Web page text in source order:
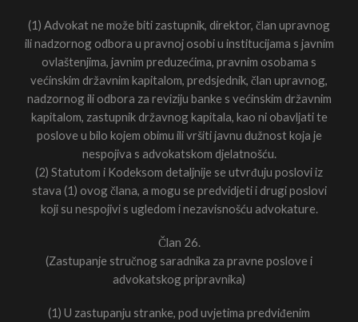
(1) Advokat ne može biti zastupnik, direktor, član upravnog
ili nadzornog odbora u pravnoj osobi u institucijama s javnim
ovlaštenjima, javnim preduzećima, pravnim osobama s
većinskim državnim kapitalom, predsjednik, član upravnog,
nadzornog ili odbora za reviziju banke s većinskim državnim
kapitalom, zastupnik državnog kapitala, kao ni obavljati te
poslove u bilo kojem obimu ili vršiti javnu dužnost koja je
nespojiva s advokatskom djelatnošću.
(2) Statutom i Kodeksom detaljnije se utvrđuju poslovi iz
stava (1) ovog člana, a mogu se predvidjeti i drugi poslovi
koji su nespojivi s ugledom i nezavisnošću advokature.
Član 26.
(Zastupanje stručnog saradnika za pravne poslove i
advokatskog pripravnika)
(1) U zastupanju stranke, pod uvjetima predviđenim